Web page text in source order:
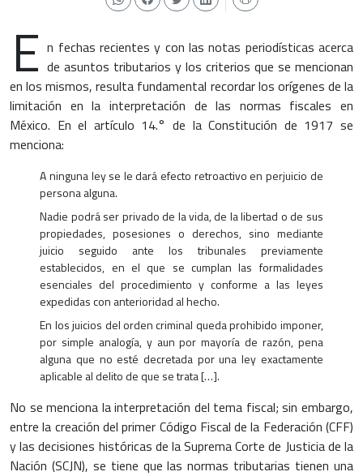
E n fechas recientes y con las notas periodísticas acerca
de asuntos tributarios y los criterios que se mencionan
en los mismos, resulta fundamental recordar los orígenes de la
limitación en la interpretación de las normas fiscales en
México. En el artículo 14.° de la Constitución de 1917 se
menciona:
A ninguna ley se le dará efecto retroactivo en perjuicio de
persona alguna.
Nadie podrá ser privado de la vida, de la libertad o de sus
propiedades, posesiones o derechos, sino mediante
juicio seguido ante los tribunales previamente
establecidos, en el que se cumplan las formalidades
esenciales del procedimiento y conforme a las leyes
expedidas con anterioridad al hecho.
En los juicios del orden criminal queda prohibido imponer,
por simple analogía, y aun por mayoría de razón, pena
alguna que no esté decretada por una ley exactamente
aplicable al delito de que se trata […].
No se menciona la interpretación del tema fiscal; sin embargo,
entre la creación del primer Código Fiscal de la Federación (CFF)
y las decisiones históricas de la Suprema Corte de Justicia de la
Nación (SCJN), se tiene que las normas tributarias tienen una